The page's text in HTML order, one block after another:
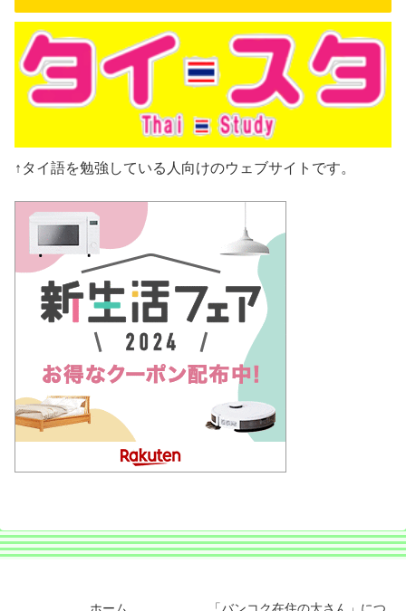
↑タイ語を勉強している人向けのウェブサイトです。
ホーム 「バンコク在住の大さん」につ